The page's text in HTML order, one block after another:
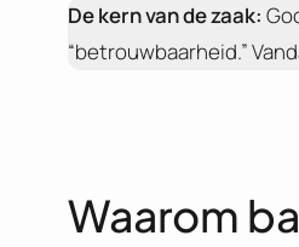
De kern van de zaak:
“betrouwbaarheid.”
Waarom